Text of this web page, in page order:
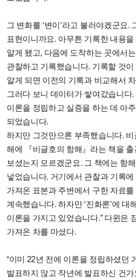
그 변화를 ‘변이’라고 불러야겠군요.
표현이니까요. 아무튼 기록한 내용
알게 됐고, 다음에 도착하는 곳에서
관찰하고 기록했습니다. 기록할 것
알게 되면 이전의 기록과 비교해서
그러다 보니 데이터가 쌓여갔습니다
이론을 정립하고 실증을 하는 데 아
되었습니다.
하지만 그것만으론 부족했습니다.
해에 『비글호의 항해』라는 책을 출
보셨는지 모르겠군요. 그 책에는 항
넣었습니다. 거기에서 관찰과 기록
가져온 표본과 주변에서 구한 자료
계속했습니다. 하자만 ‘진화론’에 대
이론을 가지고 있었습니다.” 다윈은
가져온 차를 마셨다.
“이미 22년 전에 이론을 정립하셨던
발표하지 않고 작년에 발표하신 건가